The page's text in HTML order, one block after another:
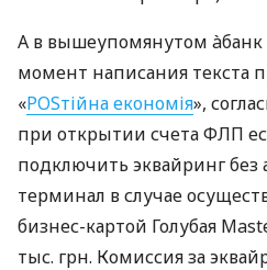
А в вышеупомянутом àбанк
момент написания текста
«POSтійна економія»,
при открытии счета ФЛП
подключить эквайринг без
терминал в случае
бизнес-картой Голубая
тыс. грн. Комиссия за